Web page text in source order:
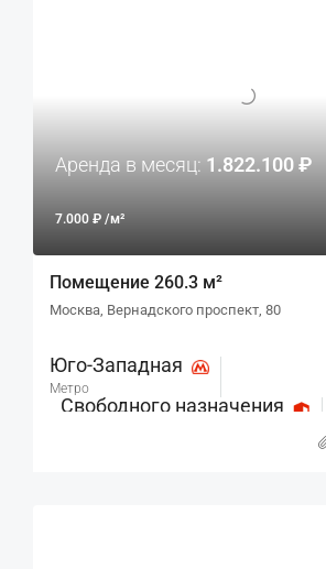
Аренда в месяц: 1.822.100 ₽
7.000 ₽ /м²
Помещение 260.3 м²
Москва, Вернадского проспект, 80
Юго-Западная
Метро
Свободного назначения